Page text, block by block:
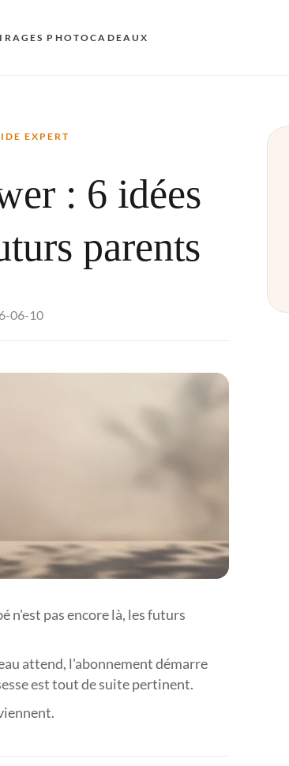
PHOTOCADEAUX
EXPERT
: 6 idées
parents
06-10
n'est pas encore là, les futurs
attend, l'abonnement démarre
est tout de suite pertinent.